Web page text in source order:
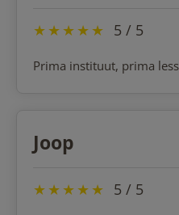
★★★★★ 5 / 5
Prima instituut, prima
Joop
★★★★★ 5 / 5